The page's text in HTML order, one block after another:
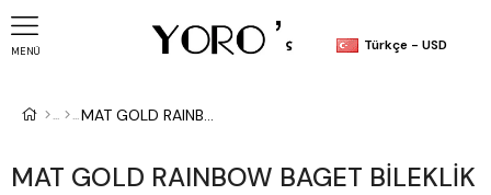
MENÜ Türkçe - USD
MAT GOLD RAINBOW BAGET BİLEKLİK
MAT GOLD RAINBOW BAGET BİLEKLİK